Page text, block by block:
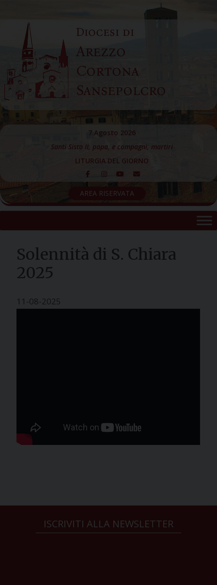
content
Diocesi di
Arezzo
Cortona
Sansepolcro
7 Agosto 2026
Santi Sisto II, papa, e compagni, martiri
LITURGIA DEL GIORNO
AREA RISERVATA
Solennità di S. Chiara
2025
11-08-2025
ISCRIVITI ALLA NEWSLETTER